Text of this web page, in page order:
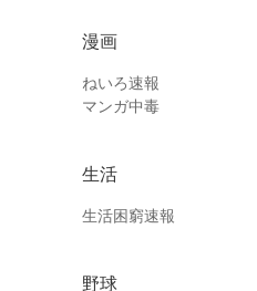
漫画
ねいろ速報
マンガ中毒
生活
生活困窮速報
野球